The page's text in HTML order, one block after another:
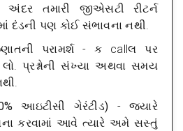
અંદર તમારી જીએસટી રીટર્ન
દંડની પણ કોઈ સંભાવના નથી.
પરામર્શ - ક callલ પર
પ્રશ્નોની સંખ્યા અથવા સમય
આઇટીસી ગેરંટીડ) - જ્યારે
કરવામાં આવે ત્યારે અમે સસ્તું